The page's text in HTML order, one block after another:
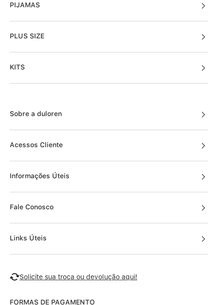
PIJAMAS
PLUS SIZE
KITS
Sobre a duloren
Acessos Cliente
Informações Úteis
Fale Conosco
Links Úteis
Solicite sua troca ou devolução aqui!
FORMAS DE PAGAMENTO